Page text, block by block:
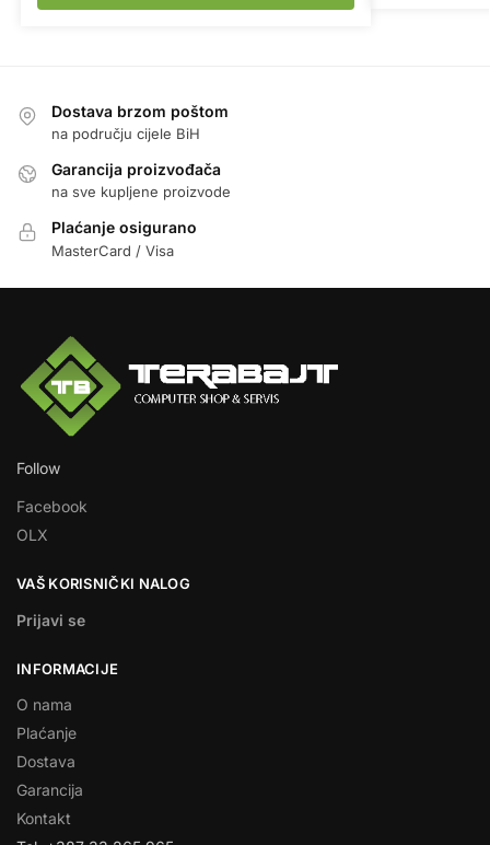
Dostava brzom poštom
na području cijele BiH
Garancija proizvođača
na sve kupljene proizvode
Plaćanje osigurano
MasterCard / Visa
Follow
Facebook
OLX
VAŠ KORISNIČKI NALOG
Prijavi se
INFORMACIJE
O nama
Plaćanje
Dostava
Garancija
Kontakt